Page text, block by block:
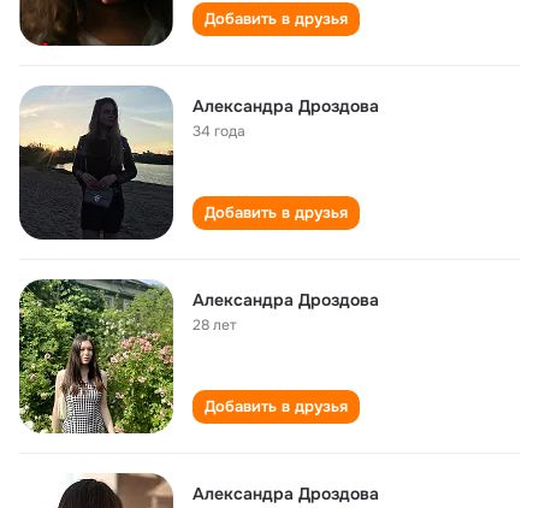
Добавить в друзья
Александра Дроздова
34 года
Добавить в друзья
Александра Дроздова
28 лет
Добавить в друзья
Александра Дроздова